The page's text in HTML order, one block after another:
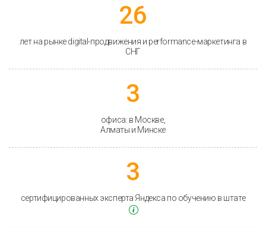
26
лет на рынке digital-продвижения и performance-маркетинга в
СНГ
3
офиса: в Москве,
Алматы и Минске
3
сертифицированных эксперта Яндекса по обучению в штате